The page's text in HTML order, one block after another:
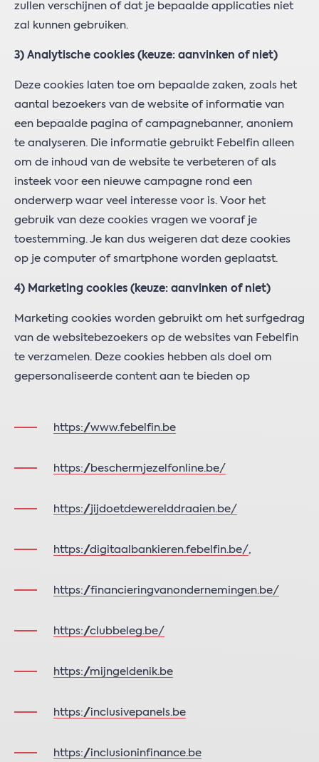
zullen verschijnen of dat je bepaalde applicaties niet
zal kunnen gebruiken.
3) Analytische cookies (keuze: aanvinken of niet)
Deze cookies laten toe om bepaalde zaken, zoals het
aantal bezoekers van de website of informatie van
een bepaalde pagina of campagnebanner, anoniem
te analyseren. Die informatie gebruikt Febelfin alleen
om de inhoud van de website te verbeteren of als
insteek voor een nieuwe campagne rond een
onderwerp waar veel interesse voor is. Voor het
gebruik van deze cookies vragen we vooraf je
toestemming. Je kan dus weigeren dat deze cookies
op je computer of smartphone worden geplaatst.
4) Marketing cookies (keuze: aanvinken of niet)
Marketing cookies worden gebruikt om het surfgedrag
van de websitebezoekers op de websites van Febelfin
te verzamelen. Deze cookies hebben als doel om
gepersonaliseerde content aan te bieden op
https://www.febelfin.be
https://beschermjezelfonline.be/
https://jijdoetdewerelddraaien.be/
https://digitaalbankieren.febelfin.be/,
https://financieringvanondernemingen.be/
https://clubbeleg.be/
https://mijngeldenik.be
https://inclusivepanels.be
https://inclusioninfinance.be